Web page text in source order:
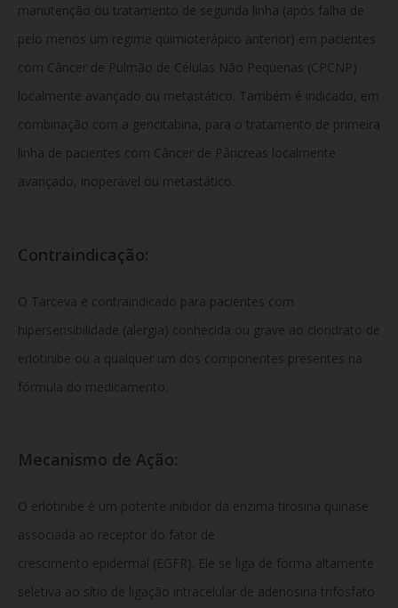
manutenção ou tratamento de segunda linha (após falha de
pelo menos um regime quimioterápico anterior) em pacientes
com Câncer de Pulmão de Células Não Pequenas (CPCNP)
localmente avançado ou metastático. Também é indicado, em
combinação com a gencitabina, para o tratamento de primeira
linha de pacientes com Câncer de Pâncreas localmente
avançado, inoperável ou metastático.
Contraindicação:
O Tarceva é contraindicado para pacientes com
hipersensibilidade (alergia) conhecida ou grave ao cloridrato de
erlotinibe ou a qualquer um dos componentes presentes na
fórmula do medicamento.
Mecanismo de Ação:
O erlotinibe é um potente inibidor da enzima tirosina quinase
associada ao receptor do fator de
crescimento epidermal (EGFR). Ele se liga de forma altamente
seletiva ao sítio de ligação intracelular de adenosina trifosfato